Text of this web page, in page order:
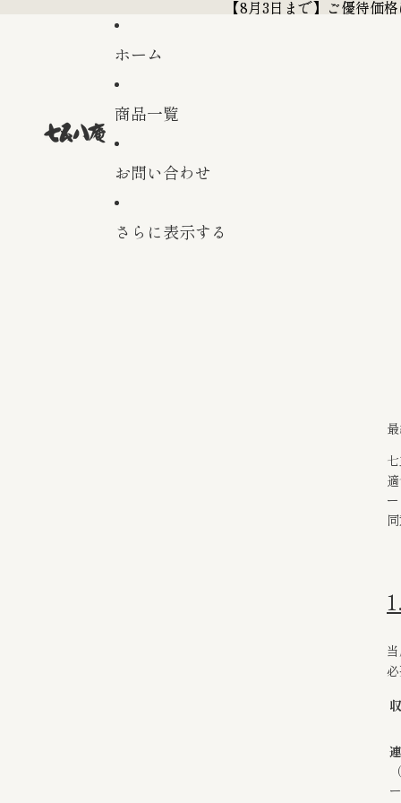
【8月3日まで】ご優待価
【8月3日まで】ご優待価
ホーム
商品一覧
お問い合わせ
さらに表示する